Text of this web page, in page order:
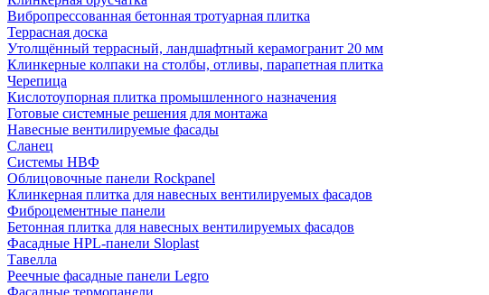
Вибропрессованная бетонная тротуарная плитка
Террасная доска
Утолщённый террасный, ландшафтный керамогранит 20 мм
Клинкерные колпаки на столбы, отливы, парапетная плитка
Черепица
Кислотоупорная плитка промышленного назначения
Готовые системные решения для монтажа
Навесные вентилируемые фасады
Сланец
Системы НВФ
Облицовочные панели Rockpanel
Клинкерная плитка для навесных вентилируемых фасадов
Фиброцементные панели
Бетонная плитка для навесных вентилируемых фасадов
Фасадные HPL-панели Sloplast
Тавелла
Реечные фасадные панели Legro
Фасадные термопанели